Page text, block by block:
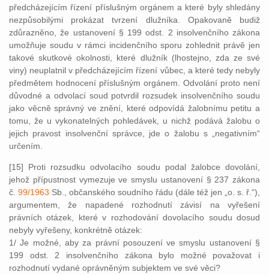
předcházejícím řízení příslušným orgánem a které byly shledány
nezpůsobilými prokázat tvrzení dlužníka. Opakovaně budiž
zdůrazněno, že ustanovení § 199 odst. 2 insolvenčního zákona
umožňuje soudu v rámci incidenčního sporu zohlednit právě jen
takové skutkové okolnosti, které dlužník (lhostejno, zda ze své
viny) neuplatnil v předcházejícím řízení vůbec, a které tedy nebyly
předmětem hodnocení příslušným orgánem. Odvolání proto není
důvodné a odvolací soud potvrdil rozsudek insolvenčního soudu
jako věcně správný ve znění, které odpovídá žalobnímu petitu a
tomu, že u vykonatelných pohledávek, u nichž podává žalobu o
jejich pravost insolvenční správce, jde o žalobu s „negativním“
určením.
[15] Proti rozsudku odvolacího soudu podal žalobce dovolání,
jehož přípustnost vymezuje ve smyslu ustanovení § 237 zákona
č. 99/1963 Sb., občanského soudního řádu (dále též jen „o. s. ř.“),
argumentem, že napadené rozhodnutí závisí na vyřešení
právních otázek, které v rozhodování dovolacího soudu dosud
nebyly vyřešeny, konkrétně otázek:
1/ Je možné, aby za právní posouzení ve smyslu ustanovení §
199 odst. 2 insolvenčního zákona bylo možné považovat i
rozhodnutí vydané oprávněným subjektem ve své věci?